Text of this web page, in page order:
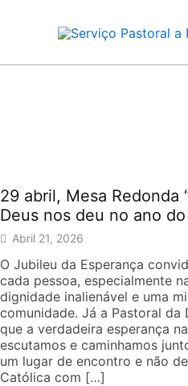
29 abril, Mesa Redonda
Deus nos deu no ano
Abril 21, 2026
O Jubileu da Esperança
cada pessoa, especialmente
dignidade inalienável e uma
comunidade. Já a Pastoral
que a verdadeira esperança
escutamos e caminhamos
um lugar de encontro e não
Católica com […]